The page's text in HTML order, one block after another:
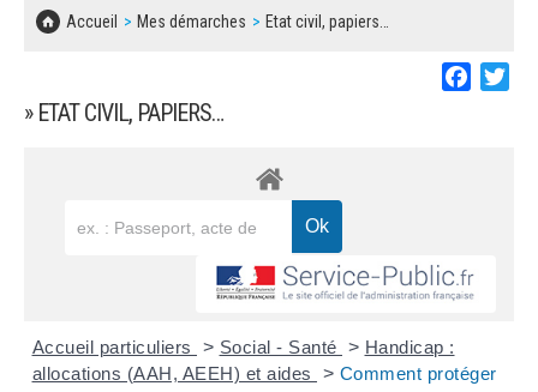
Accueil Mes démarches Etat civil, papiers…
» ETAT CIVIL, PAPIERS…
Accueil particuliers > Social - Santé > Handicap :
allocations (AAH, AEEH) et aides
> Comment protéger
CONCERTATIONS PUBLIQUES
SOLIDARITÉ, LOGEMENT
SÉNIORS
DECHETS
BESOIN D'UNE AIDE ?
LES ASSOCIATIONS
MARCHÉS PUBLICS
DOCUMENT D'INFORMATION COMMUNAL
REGLEMENT LOCAL DE PUBLICITÉ
DECLARATION DE DEMARCHAGE
DOSSIER DE DEMANDE DE SUBVENTION